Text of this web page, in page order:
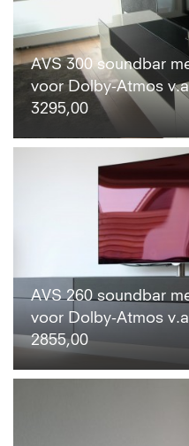
AVS 300 soundbar
voor Dolby-Atmos
3295,00
AVS 260 soundbar
voor Dolby-Atmos
2855,00